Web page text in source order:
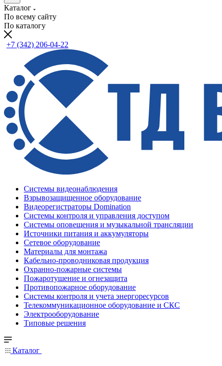
Каталог
По всему сайту
По каталогу
+7 (342) 206-04-22
Системы видеонаблюдения
Взрывозащищенное оборудование
Видеорегистраторы Domination
Системы контроля и управления доступом
Системы оповещения и музыкальной трансляции
Источники питания и аккумуляторы
Сетевое оборудование
Материалы для монтажа
Кабельно-проводниковая продукция
Охранно-пожарные системы
Пожаротушение и огнезащита
Противопожарное оборудование
Системы контроля и учета энергоресурсов
Телекоммуникационное оборудование и СКС
Электрооборудование
Типовые решения
Каталог